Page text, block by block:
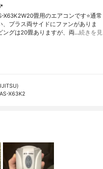
X63K2W20畳用のエアコンです⭐️通常
、プラス両サイドにファンがありま
ングは20畳ありますが、両…続きを見
X63K2